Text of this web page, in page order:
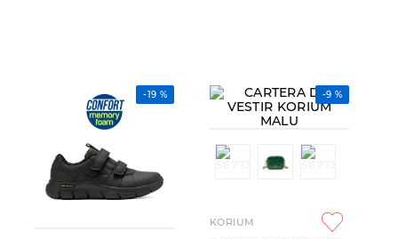
-19 % -9 %
KORIUM